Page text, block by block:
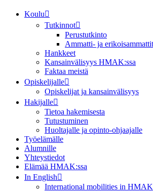
Koulu
Tutkinnot
Perustutkinto
Ammatti- ja
Hankkeet
Kansainvälisyys HMAK:ssa
Faktaa meistä
Opiskelijalle
Opiskelijat ja kansainvälisyys
Hakijalle
Tietoa hakemisesta
Tutustuminen
Huoltajalle ja opinto-ohjaajalle
Työelämälle
Alumnille
Yhteystiedot
Elämää HMAK:ssa
In English
International mobilities in HMAK